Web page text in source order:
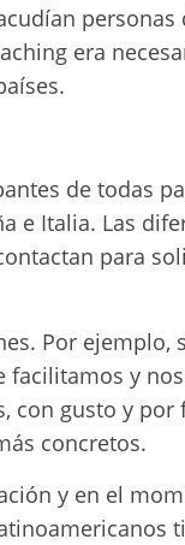
personas
era
de todas
e Italia. Las
para
Por ejemplo,
y
con gusto y por
concretos.
y en el